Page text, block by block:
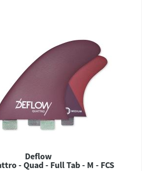
Deflow
- Quad - Full Tab - M - FCS